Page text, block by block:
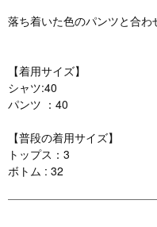
落ち着いた色のパンツと合
【着用サイズ】
シャツ:40
パンツ ：40
【普段の着用サイズ】
トップス：3
ボトム : 32